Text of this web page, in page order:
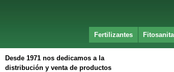
Fertilizantes
Desde 1971 nos dedicamos a la
distribución y venta de productos